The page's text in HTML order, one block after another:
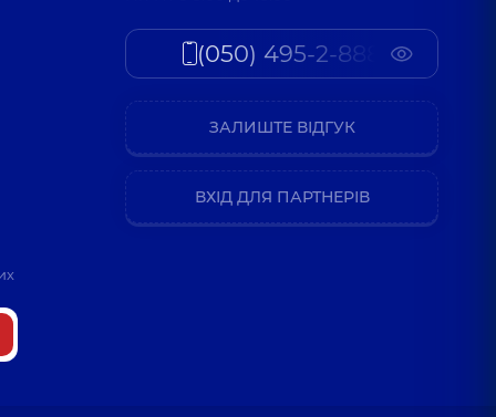
(050) 495-2-888
ЗАЛИШТЕ ВІДГУК
ВХІД ДЛЯ ПАРТНЕРІВ